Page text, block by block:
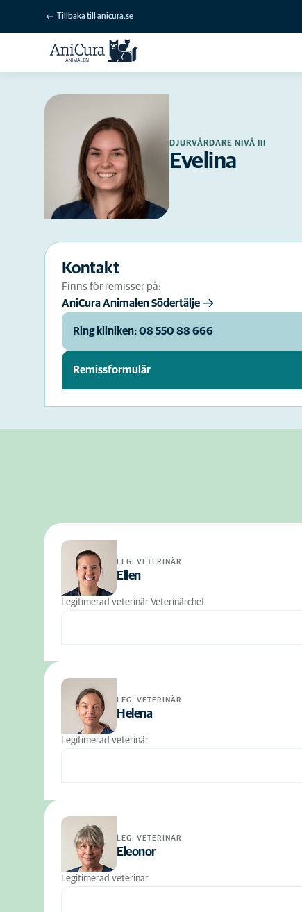
Tillbaka till anicura.se
DJURVÅRDARE NIVÅ III
Evelina
Kontakt
Finns för remisser på:
AniCura Animalen Södertälje
Ring kliniken: 08 550 88 666
Remissformulär
LEG. VETERINÄR
Ellen
Legitimerad veterinär Veterinärchef
LEG. VETERINÄR
Helena
Legitimerad veterinär
LEG. VETERINÄR
Eleonor
Legitimerad veterinär